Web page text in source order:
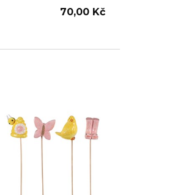
70,00 Kč